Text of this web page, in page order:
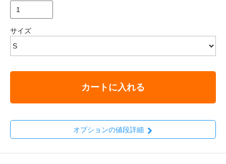
サイズ
カートに入れる
オプションの値段詳細